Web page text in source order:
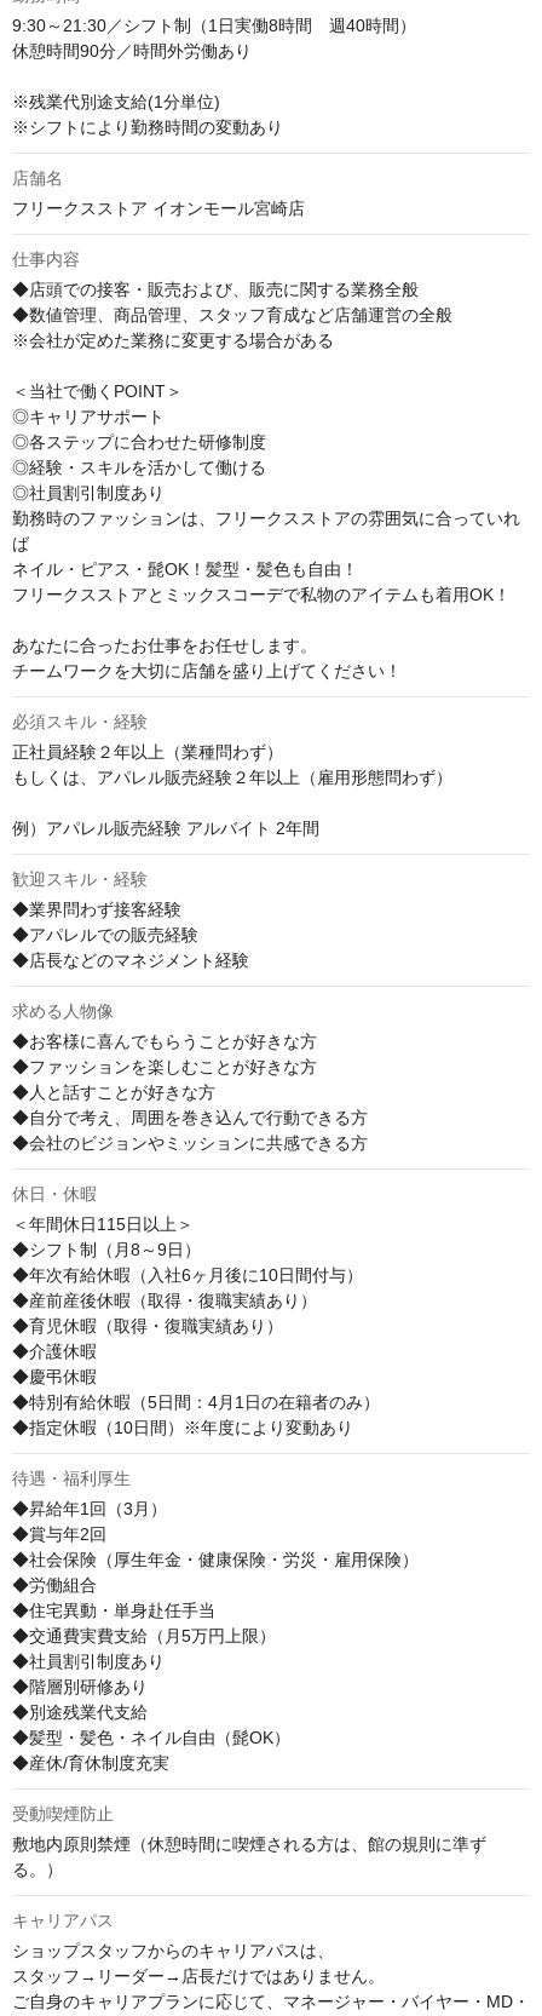
9:30～21:30／シフト制（1日実働8時間　週40時間）
休憩時間90分／時間外労働あり
※残業代別途支給(1分単位)
※シフトにより勤務時間の変動あり
店舗名
フリークスストア イオンモール宮崎店
仕事内容
◆店頭での接客・販売および、販売に関する業務全般
◆数値管理、商品管理、スタッフ育成など店舗運営の全般
※会社が定めた業務に変更する場合がある
＜当社で働くPOINT＞
◎キャリアサポート
◎各ステップに合わせた研修制度
◎経験・スキルを活かして働ける
◎社員割引制度あり
勤務時のファッションは、フリークスストアの雰囲気に合っていれ
ば
ネイル・ピアス・髭OK！髪型・髪色も自由！
フリークスストアとミックスコーデで私物のアイテムも着用OK！
あなたに合ったお仕事をお任せします。
チームワークを大切に店舗を盛り上げてください！
必須スキル・経験
正社員経験２年以上（業種問わず）
もしくは、アパレル販売経験２年以上（雇用形態問わず）
例）アパレル販売経験 アルバイト 2年間
歓迎スキル・経験
◆業界問わず接客経験
◆アパレルでの販売経験
◆店長などのマネジメント経験
求める人物像
◆お客様に喜んでもらうことが好きな方
◆ファッションを楽しむことが好きな方
◆人と話すことが好きな方
◆自分で考え、周囲を巻き込んで行動できる方
◆会社のビジョンやミッションに共感できる方
休日・休暇
＜年間休日115日以上＞
◆シフト制（月8～9日）
◆年次有給休暇（入社6ヶ月後に10日間付与）
◆産前産後休暇（取得・復職実績あり）
◆育児休暇（取得・復職実績あり）
◆介護休暇
◆慶弔休暇
◆特別有給休暇（5日間：4月1日の在籍者のみ）
◆指定休暇（10日間）※年度により変動あり
待遇・福利厚生
◆昇給年1回（3月）
◆賞与年2回
◆社会保険（厚生年金・健康保険・労災・雇用保険）
◆労働組合
◆住宅異動・単身赴任手当
◆交通費実費支給（月5万円上限）
◆社員割引制度あり
◆階層別研修あり
◆別途残業代支給
◆髪型・髪色・ネイル自由（髭OK）
◆産休/育休制度充実
受動喫煙防止
敷地内原則禁煙（休憩時間に喫煙される方は、館の規則に準ず
る。）
キャリアパス
ショップスタッフからのキャリアパスは、
スタッフ→リーダー→店長だけではありません。
ご自身のキャリアプランに応じて、マネージャー・バイヤー・MD・